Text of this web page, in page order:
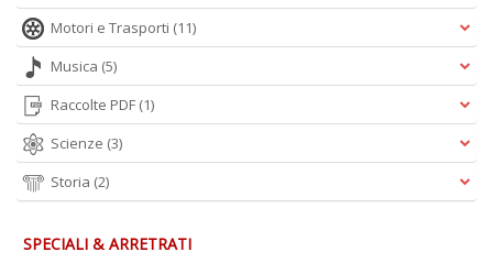
Motori e Trasporti (11)
Musica (5)
Raccolte PDF (1)
Scienze (3)
Storia (2)
SPECIALI & ARRETRATI